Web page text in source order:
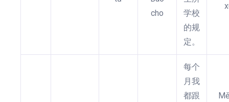
cho
学校
的规
定。
每个
月我
都跟